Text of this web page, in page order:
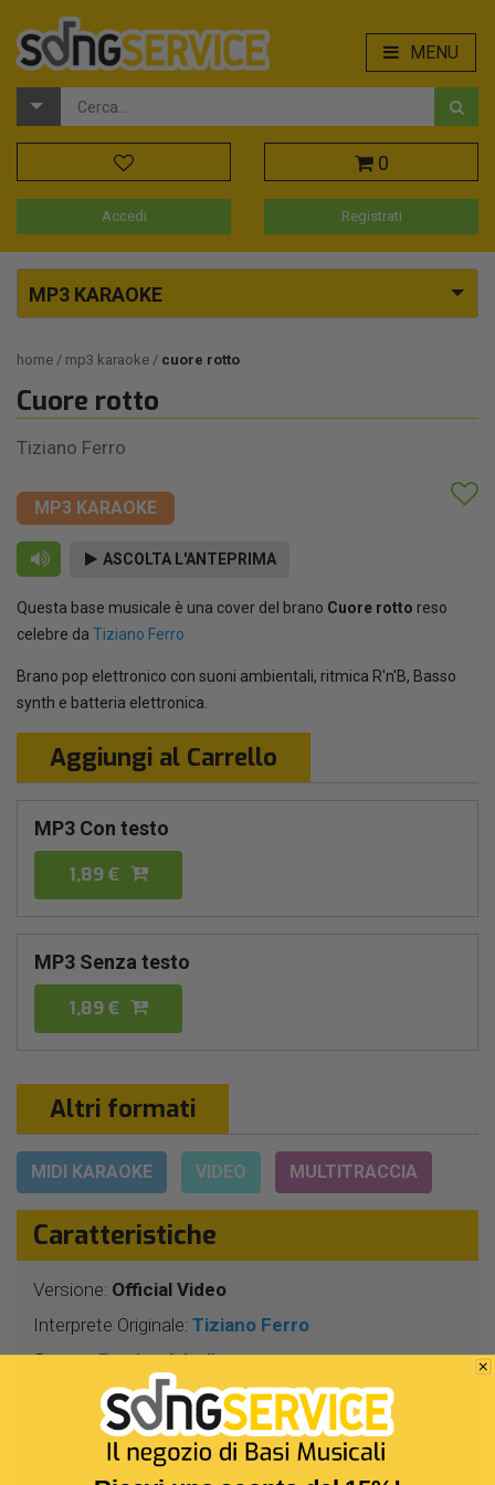
MENU
0
Accedi Registrati
MP3 KARAOKE
home mp3 karaoke cuore rotto
Cuore rotto
Tiziano Ferro
MP3 KARAOKE
ASCOLTA L'ANTEPRIMA
Questa base musicale è una cover del brano Cuore rotto reso
celebre da Tiziano Ferro
Brano pop elettronico con suoni ambientali, ritmica R'n'B, Basso
synth e batteria elettronica.
Aggiungi al Carrello
MP3 Con testo
1,89 €
MP3 Senza testo
1,89 €
Altri formati
MIDI KARAOKE VIDEO MULTITRACCIA
Caratteristiche
Versione: Official Video
Interprete Originale: Tiziano Ferro
Genere:Pop/rock Italiano
T.Ferro
2 Min 32 Sec
Segnatura: 4/4